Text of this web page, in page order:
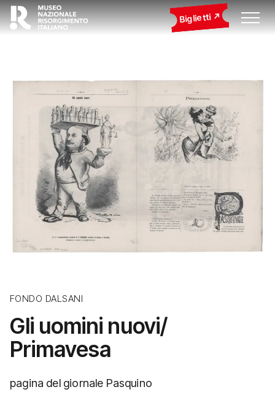
Biglietti
FONDO DALSANI
Gli uomini nuovi/
Primavesa
pagina del giornale Pasquino